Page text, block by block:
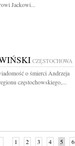
Jackowi...
CZĘSTOCHOWA
o śmierci Andrzeja
częstochowskiego,...
1 2 3 4 5 6